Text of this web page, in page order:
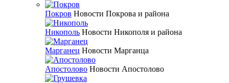
Покров Новости Покрова и района
Никополь Новости Никополя и района
Марганец Новости Марганца
Апостолово Новости Апостолово